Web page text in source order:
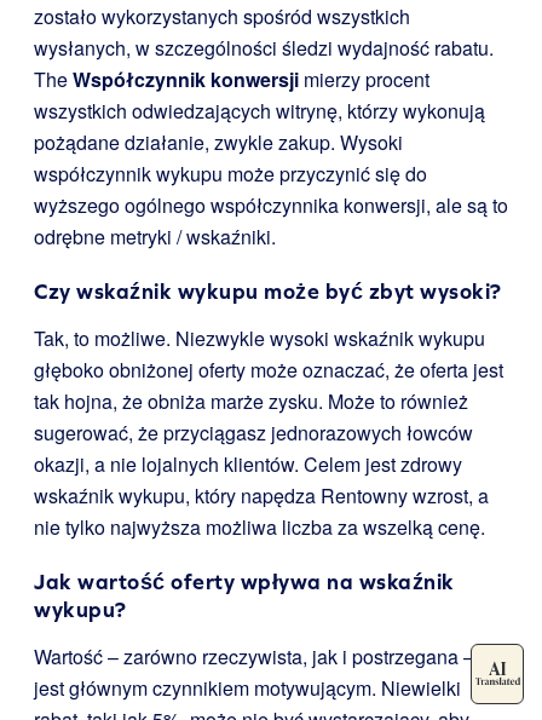
zostało wykorzystanych spośród wszystkich
wysłanych, w szczególności śledzi wydajność rabatu.
TheWspółczynnik konwersji mierzy procent
wszystkich odwiedzających witrynę, którzy wykonują
pożądane działanie, zwykle zakup. Wysoki
współczynnik wykupu może przyczynić się do
wyższego ogólnego współczynnika konwersji, ale są to
odrębne metryki / wskaźniki.
Czy wskaźnik wykupu może być zbyt wysoki?
Tak, to możliwe. Niezwykle wysoki wskaźnik wykupu
głęboko obniżonej oferty może oznaczać, że oferta jest
tak hojna, że obniża marże zysku. Może to również
sugerować, że przyciągasz jednorazowych łowców
okazji, a nie lojalnych klientów. Celem jest zdrowy
wskaźnik wykupu, który napędza Rentowny wzrost, a
nie tylko najwyższa możliwa liczba za wszelką cenę.
Jak wartość oferty wpływa na wskaźnik
wykupu?
Wartość – zarówno rzeczywista, jak i postrzegana –
jest głównym czynnikiem motywującym. Niewielki